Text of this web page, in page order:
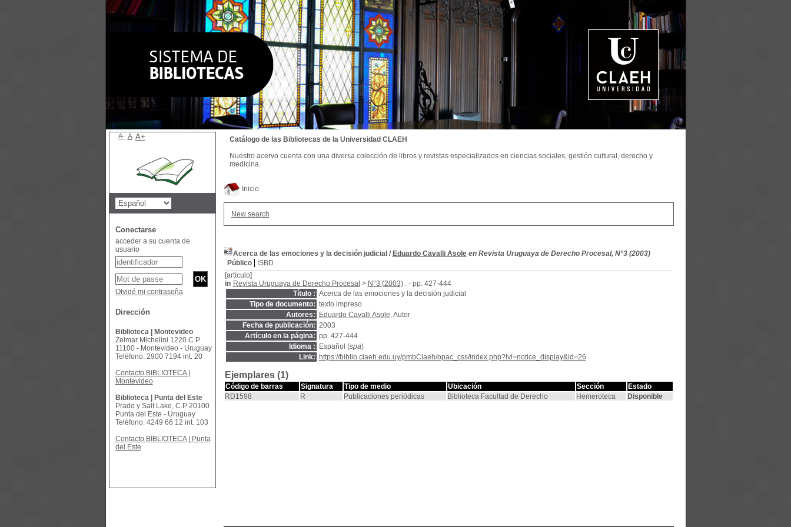
Inicio
New search
Acerca de las emociones y la decisión judicial / Eduardo Cavalli Asole en Revista Uruguaya de Derecho Procesal, N°3 (2003)
Público
ISBD
[artículo]
in Revista Uruguaya de Derecho Procesal > N°3 (2003). - pp. 427-444
Título : Acerca de las emociones y la decisión judicial
Tipo de documento: texto impreso
Autores:
Eduardo Cavalli Asole, Autor
Fecha de publicación: 2003
Artículo en la página: pp. 427-444
Idioma :
Español (spa)
Link:
https://biblio.claeh.edu.uy/pmbClaeh/opac_css/index.php?lvl=notice_display&id=26
Ejemplares (1)
Código de barras Signatura Tipo de medio Ubicación Sección
Estado
RD1598
R Publicaciones periódicas Biblioteca Facultad de Derecho Hemeroteca Disponible
Catálogo de las Bibliotecas de la Universidad CLAEH
Nuestro acervo cuenta con una diversa colección de libros y revistas especializados en ciencias sociales, gestión cultural, derecho y
medicina.
A- A A+
Conectarse
acceder a su cuenta de
usuario
Olvidé mi contraseña
Dirección
Biblioteca | Montevideo
Zelmar Michelini 1220 C.P
11100 - Montevideo - Uruguay
Teléfono: 2900 7194 int. 20
Contacto BIBLIOTECA |
Montevideo
Biblioteca | Punta del Este
Prado y Salt Lake, C.P 20100
Punta del Este - Uruguay
Teléfono: 4249 66 12 int. 103
Contacto BIBLIOTECA | Punta
del Este